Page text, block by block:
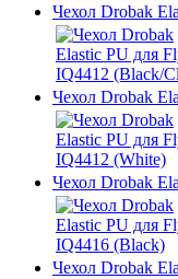
Чехол Drobak
Чехол Drobak
Чехол Drobak
Чехол Drobak